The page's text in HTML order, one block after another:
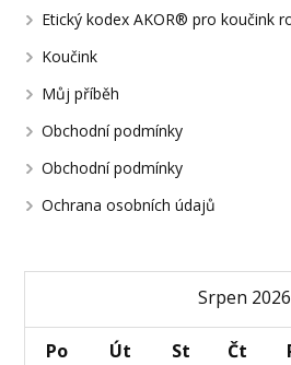
Etický kodex AKOR® pro koučink
Koučink
Můj příběh
Obchodní podmínky
Obchodní podmínky
Ochrana osobních údajů
Srpen 2026
Po Út St Čt